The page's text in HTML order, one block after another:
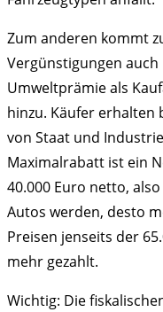
Zum anderen kommt
Vergünstigungen
Umweltprämie als
hinzu. Käufer erhalten
von Staat und
Maximalrabatt ist ein
40.000 Euro netto,
Autos werden, desto
Preisen jenseits der
mehr gezahlt.
Wichtig: Die